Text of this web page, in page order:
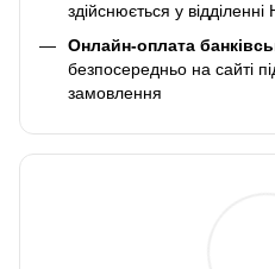
здійснюється у
Онлайн-оплата
безпосередньо на сайті
замовлення